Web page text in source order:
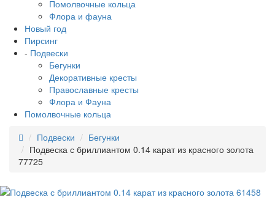
Помолвочные кольца
Флора и фауна
Новый год
Пирсинг
- Подвески
Бегунки
Декоративные кресты
Православные кресты
Флора и Фауна
Помолвочные кольца
Подвески
Бегунки
Подвеска с бриллиантом 0.14 карат из красного золота
77725